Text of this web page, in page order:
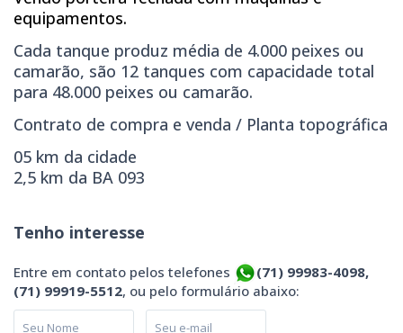
equipamentos.
Cada tanque produz média de 4.000 peixes ou
camarão, são 12 tanques com capacidade total
para 48.000 peixes ou camarão.
Contrato de compra e venda / Planta topográfica
05 km da cidade
2,5 km da BA 093
Tenho interesse
Entre em contato pelos telefones
(71) 99983-4098,
(71) 99919-5512, ou pelo formulário abaixo: